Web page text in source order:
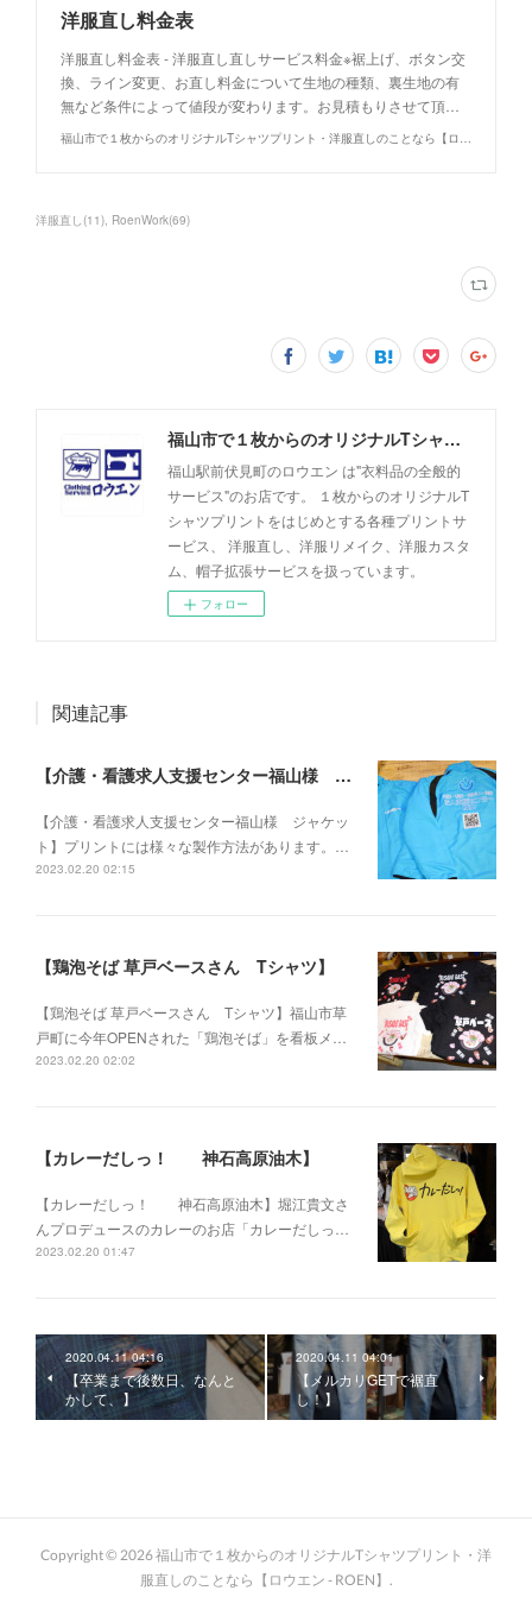
洋服直し料金表
洋服直し料金表 - 洋服直し直しサービス料金※裾上げ、ボタン交
換、ライン変更、お直し料金について生地の種類、裏生地の有
無など条件によって値段が変わります。お見積もりさせて頂…
福山市で１枚からのオリジナルTシャツプリント・洋服直しのことなら【ロウエン - ROEN】
洋服直し (11) RoenWork(69)
福山市で１枚からのオリジナルTシャツプリント・洋服直しのことなら【ロウエン - ROEN】
福山駅前伏見町のロウエン は"衣料品の全般的
サービス"のお店です。 １枚からのオリジナルT
シャツプリントをはじめとする各種プリントサ
ービス、 洋服直し、洋服リメイク、洋服カスタ
ム、帽子拡張サービスを扱っています。
フォロー
関連記事
【介護・看護求人支援センター福山様 ジャケット】
【介護・看護求人支援センター福山様 ジャケッ
ト】プリントには様々な製作方法があります。…
2023.02.20 02:15
【鶏泡そば 草戸ベースさん Tシャツ】
【鶏泡そば 草戸ベースさん Tシャツ】福山市草
戸町に今年OPENされた「鶏泡そば」を看板メ…
2023.02.20 02:02
【カレーだしっ！ 神石高原油木】
【カレーだしっ！ 神石高原油木】堀江貴文さ
んプロデュースのカレーのお店「カレーだしっ…
2023.02.20 01:47
2020.04.11 04:16
【卒業まで後数日、なんと
かして、】
2020.04.11 04:01
【メルカリGETで裾直
し！】
Copyright © 2026福山市で１枚からのオリジナルTシャツプリント・洋
服直しのことなら【ロウエン - ROEN】 .